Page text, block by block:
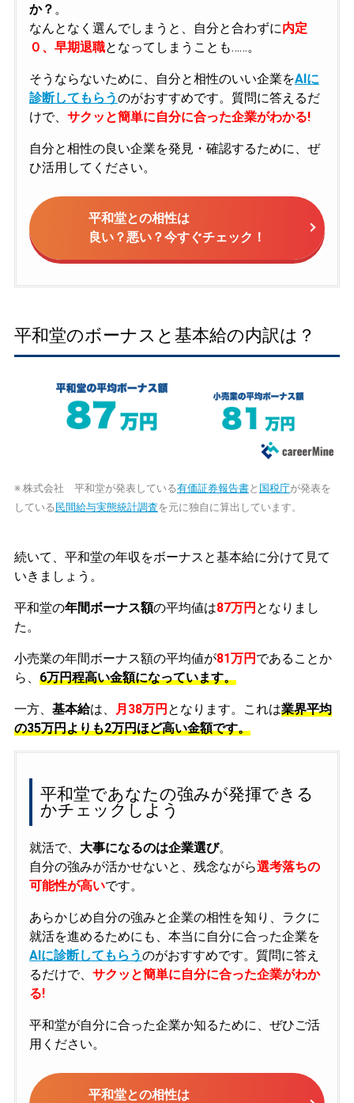
か？ 。
なんとなく選んでしまうと、自分と合わずに内定
０、早期退職となってしまうことも……。
そうならないために、自分と相性のいい企業をAIに
診断してもらうのがおすすめです。質問に答えるだ
けで、 サクッと簡単に自分に合った企業がわかる!
自分と相性の良い企業を発見・確認するために、ぜ
ひ活用してください。
平和堂との相性は
良い？悪い？今すぐチェック！
平和堂のボーナスと基本給の内訳は？
※ 株式会社 平和堂が発表している有価証券報告書と 国税庁が発表を
している 民間給与実態統計調査を元に独自に算出しています。
続いて、平和堂の年収をボーナスと基本給に分けて見て
いきましょう。
平和堂の年間ボーナス額の平均値は87万円 となりまし
た。
小売業の年間ボーナス額の平均値が81万円 であることか
ら、 6万円程高い金額になっています。
一方、 基本給は、 月38万円 となります。これは業界平均
の35万円よりも2万円ほど高い金額です。
平和堂であなたの強みが発揮できる
かチェックしよう
就活で、 大事になるのは企業選び。
自分の強みが活かせないと、残念ながら選考落ちの
可能性が高いです。
あらかじめ自分の強みと企業の相性を知り、ラクに
就活を進めるためにも、本当に自分に合った企業を
AIに診断してもらうのがおすすめです。質問に答え
るだけで、 サクッと簡単に自分に合った企業がわか
る!
平和堂が自分に合った企業か知るために、ぜひご活
用ください。
平和堂との相性は